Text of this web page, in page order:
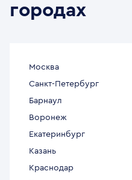
городах
Москва
Санкт-Петербург
Барнаул
Воронеж
Екатеринбург
Казань
Краснодар